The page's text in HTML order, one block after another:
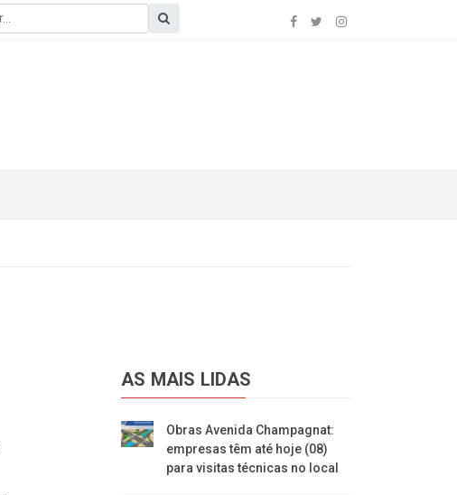
AS MAIS LIDAS
Obras Avenida Champagnat:
empresas têm até hoje (08)
para visitas técnicas no local